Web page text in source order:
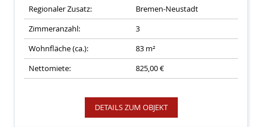
Regionaler Zusatz:
Bremen-Neustadt
Zimmeranzahl:
3
Wohnfläche (ca.):
83 m²
Nettomiete:
825,00 €
DETAILS ZUM OBJEKT